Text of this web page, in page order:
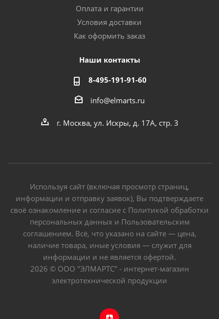
Оплата и гарантии
Условия доставки
Как оформить заказ
Наши контакты
8-495-191-91-60
info@elmarts.ru
г. Москва, ул. Искры, д. 17А, стр. 3
Используя сайт (включая просмотр страниц,
информации и отправку заявок), Вы подтверждаете
своё ознакомление и согласие с Политикой обработки
персональных данных и Пользовательским
соглашением. Всё, что указано на сайте — цена,
наличие товара, иные условия — служит для
информации и не является офертой.
2026 © ООО "ЭЛМАРТС" - интернет-магазин
электротехнической продукции